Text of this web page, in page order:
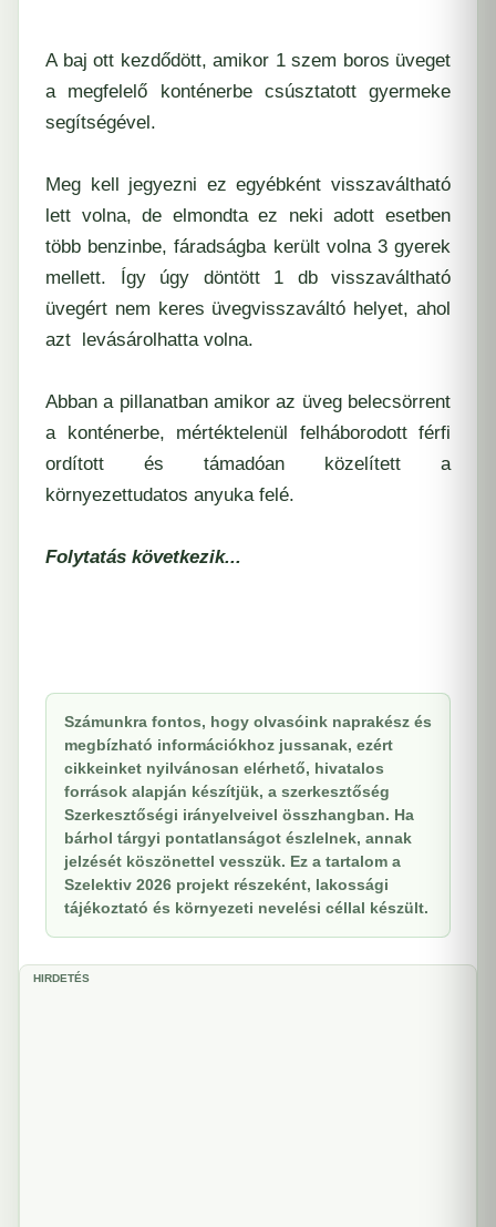
A baj ott kezdődött, amikor 1 szem boros üveget
a megfelelő konténerbe csúsztatott gyermeke
segítségével.
Meg kell jegyezni ez egyébként visszaváltható
lett volna, de elmondta ez neki adott esetben
több benzinbe, fáradságba került volna 3 gyerek
mellett. Így úgy döntött 1 db visszaváltható
üvegért nem keres üvegvisszaváltó helyet, ahol
azt levásárolhatta volna.
Abban a pillanatban amikor az üveg belecsörrent
a konténerbe, mértéktelenül felháborodott férfi
ordított és támadóan közelített a
környezettudatos anyuka felé.
Folytatás következik...
Számunkra fontos, hogy olvasóink naprakész és
megbízható információkhoz jussanak, ezért
cikkeinket nyilvánosan elérhető, hivatalos
források alapján készítjük, a szerkesztőség
Szerkesztőségi irányelveivel összhangban. Ha
bárhol tárgyi pontatlanságot észlelnek, annak
jelzését köszönettel vesszük. Ez a tartalom a
Szelektiv 2026 projekt részeként, lakossági
tájékoztató és környezeti nevelési céllal készült.
HIRDETÉS